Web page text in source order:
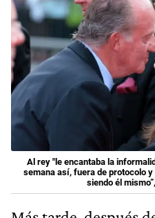
Al rey "le encantaba la
semana así, fuera de protocolo
siendo él